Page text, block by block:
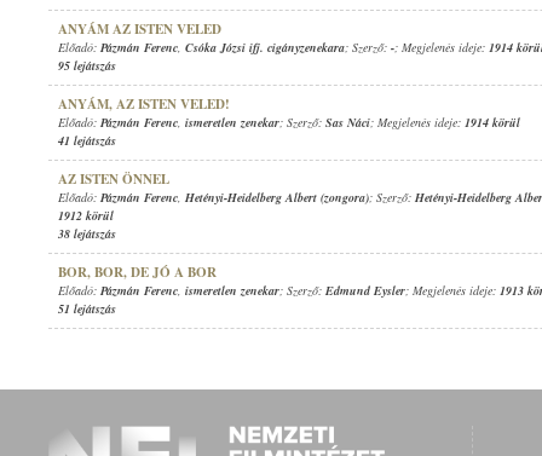
ANYÁM AZ ISTEN VELED
Előadó: Pázmán Ferenc, Csóka Józsi ifj. cigányzenekara; Szerző: -; Megjelenés ideje: 1914
95 lejátszás
ANYÁM, AZ ISTEN VELED!
Előadó: Pázmán Ferenc, ismeretlen zenekar; Szerző: Sas Náci; Megjelenés ideje: 1914 körül
41 lejátszás
AZ ISTEN ÖNNEL
Előadó: Pázmán Ferenc, Hetényi-Heidelberg Albert (zongora); Szerző: Hetényi-Heidelberg
1912 körül
38 lejátszás
BOR, BOR, DE JÓ A BOR
Előadó: Pázmán Ferenc, ismeretlen zenekar; Szerző: Edmund Eysler; Megjelenés ideje: 1913
51 lejátszás